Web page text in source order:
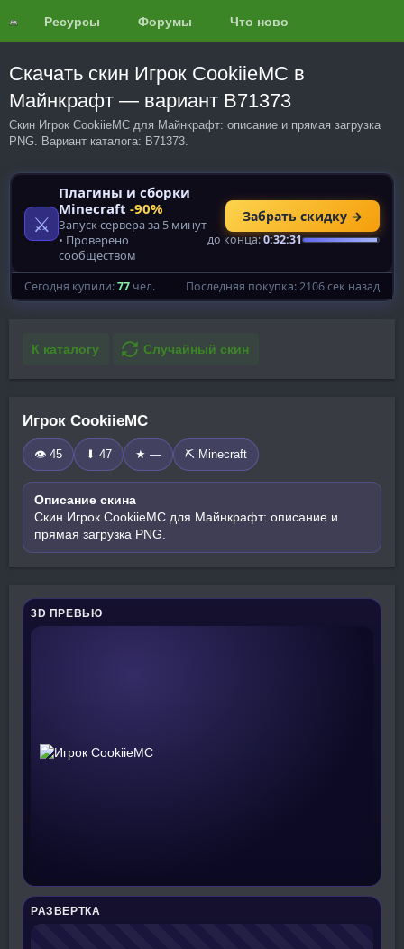
Ресурсы Форумы Что нового?
Скачать скин Игрок CookiieMC в
Майнкрафт — вариант B71373
Скин Игрок CookiieMC для Майнкрафт: описание и прямая загрузка
PNG. Вариант каталога: B71373.
К каталогу Случайный скин
Игрок CookiieMC
👁 45 ⬇ 47 ★ — ⛏️ Minecraft
Описание скина
Скин Игрок CookiieMC для Майнкрафт: описание и
прямая загрузка PNG.
3D ПРЕВЬЮ
РАЗВЕРТКА